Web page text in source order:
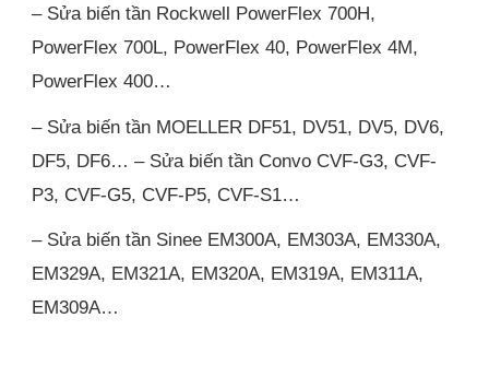
– Sửa biến tần Rockwell PowerFlex 700H,
PowerFlex 700L, PowerFlex 40, PowerFlex 4M,
PowerFlex 400…
– Sửa biến tần MOELLER DF51, DV51, DV5, DV6,
DF5, DF6… – Sửa biến tần Convo CVF-G3, CVF-
P3, CVF-G5, CVF-P5, CVF-S1…
– Sửa biến tần Sinee EM300A, EM303A, EM330A,
EM329A, EM321A, EM320A, EM319A, EM311A,
EM309A…